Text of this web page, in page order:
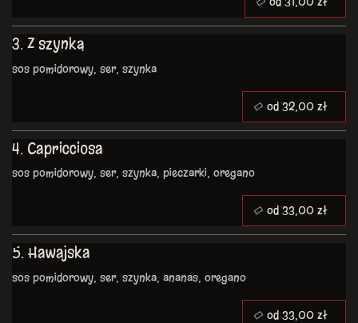
3. Z szynką
sos pomidorowy, ser, szynka
4. Capricciosa
sos pomidorowy, ser, szynka, pieczarki, oregano
5. Hawajska
sos pomidorowy, ser, szynka, ananas, oregano